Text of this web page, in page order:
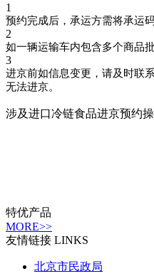
1
预约完成后，承运方需将承运
2
如一辆运输车内包含多个商品
3
进京前如信息变更，请及时联
无法进京。
涉及进口冷链食品进京预约
特优产品
MORE>>
友情链接 LINKS
北京市民政局